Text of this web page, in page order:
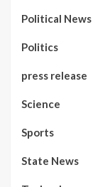
Political News
Politics
press release
Science
Sports
State News